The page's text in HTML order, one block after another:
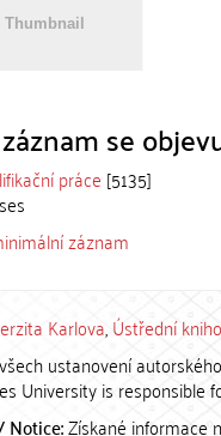
se
práce [5135]
záznam
Karlova,Ústřední
ustanovení
University is responsible
Notice:Získané informace